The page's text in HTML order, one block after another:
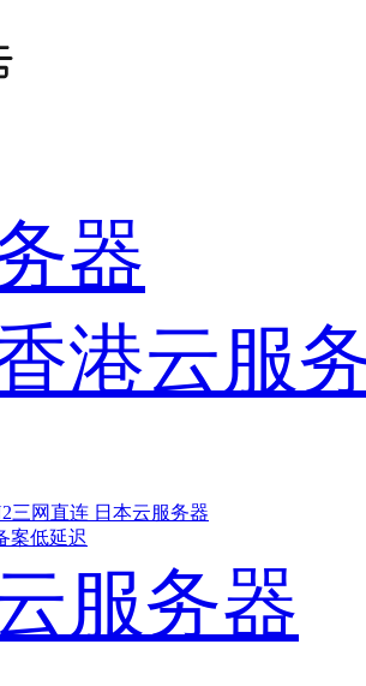
器
港云服
三网直连 日本云服务器
案低延迟
服务器